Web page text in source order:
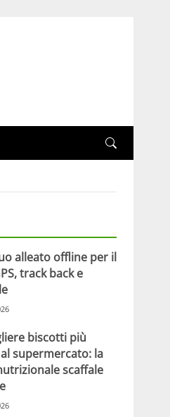
alleato offline per il
track back e
biscotti più
supermercato: la
scaffale